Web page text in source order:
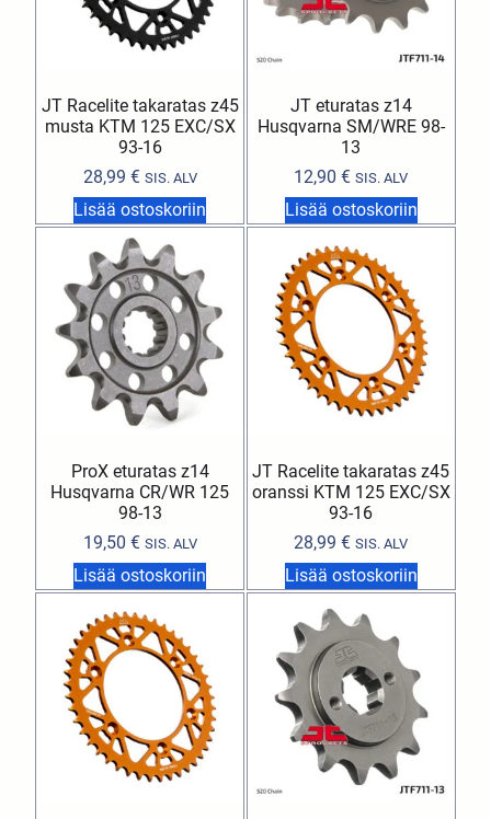
JT Racelite takaratas z45
musta KTM 125 EXC/SX
93-16
28,99 € SIS. ALV
Lisää ostoskoriin
JT eturatas z14
Husqvarna SM/WRE 98-
13
12,90€ SIS. ALV
Lisää ostoskoriin
ProX eturatas z14
Husqvarna CR/WR 125
98-13
19,50 € SIS. ALV
Lisää ostoskoriin
JT Racelite takaratas z45
oranssi KTM 125 EXC/SX
93-16
28,99€ SIS. ALV
Lisää ostoskoriin